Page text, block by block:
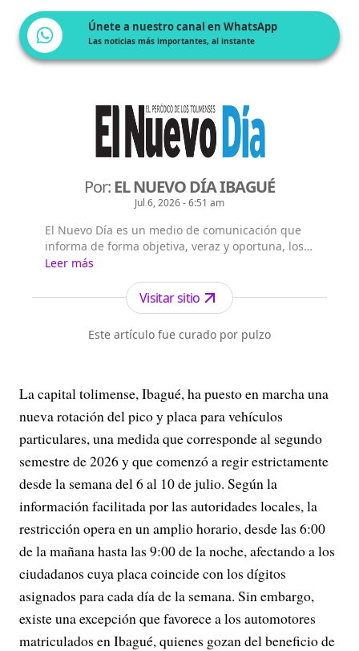
Únete a nuestro canal en WhatsApp
Las noticias más importantes, al instante
Por:EL NUEVO DÍA IBAGUÉ
Jul 6, 2026 - 6:51 am
El Nuevo Día es un medio de comunicación que
informa de forma objetiva, veraz y oportuna, los
sucesos de actualidad en Ibagué, el Tolima,
Colombia y el Mundo.
Leer más
Visitar sitio
Este artículo fue curado por pulzo
La capital tolimense, Ibagué, ha puesto en marcha una
nueva rotación del pico y placa para vehículos
particulares, una medida que corresponde al segundo
semestre de 2026 y que comenzó a regir estrictamente
desde la semana del 6 al 10 de julio. Según la
información facilitada por las autoridades locales, la
restricción opera en un amplio horario, desde las 6:00
de la mañana hasta las 9:00 de la noche, afectando a los
ciudadanos cuya placa coincide con los dígitos
asignados para cada día de la semana. Sin embargo,
existe una excepción que favorece a los automotores
matriculados en Ibagué, quienes gozan del beneficio de